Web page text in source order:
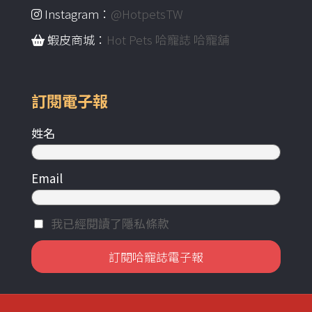
Instagram： @HotpetsTW
蝦皮商城： Hot Pets 哈寵誌 哈寵舖
訂閱電子報
姓名
Email
我已經閱讀了隱私條款